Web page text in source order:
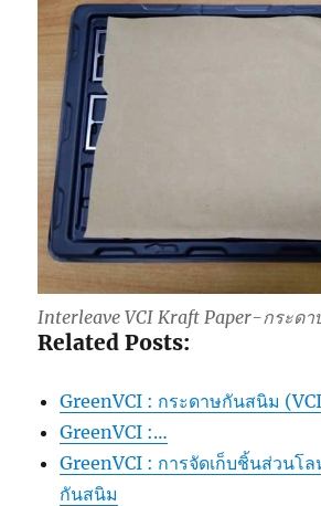
Interleave VCI Kraft Paper-กระด
Related Posts:
GreenVCI : กระดาษกันสนิม
GreenVCI :…
GreenVCI : การจัดเก็บชิ้นส่วนโ
กันสนิม